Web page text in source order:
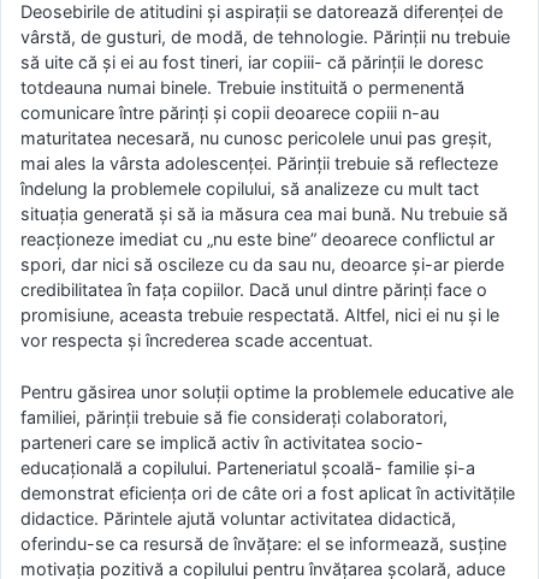
Deosebirile de atitudini și aspirații se datorează diferenței de
vârstă, de gusturi, de modă, de tehnologie. Părinții nu trebuie
să uite că și ei au fost tineri, iar copiii- că părinții le doresc
totdeauna numai binele. Trebuie instituită o permenentă
comunicare între părinți și copii deoarece copiii n-au
maturitatea necesară, nu cunosc pericolele unui pas greșit,
mai ales la vârsta adolescenței. Părinții trebuie să reflecteze
îndelung la problemele copilului, să analizeze cu mult tact
situația generată și să ia măsura cea mai bună. Nu trebuie să
reacționeze imediat cu „nu este bine” deoarece conflictul ar
spori, dar nici să oscileze cu da sau nu, deoarce și-ar pierde
credibilitatea în fața copiilor. Dacă unul dintre părinți face o
promisiune, aceasta trebuie respectată. Altfel, nici ei nu și le
vor respecta și încrederea scade accentuat.
Pentru găsirea unor soluții optime la problemele educative ale
familiei, părinții trebuie să fie considerați colaboratori,
parteneri care se implică activ în activitatea socio-
educațională a copilului. Parteneriatul școală- familie și-a
demonstrat eficiența ori de câte ori a fost aplicat în activitățile
didactice. Părintele ajută voluntar activitatea didactică,
oferindu-se ca resursă de învățare: el se informează, susține
motivația pozitivă a copilului pentru învățarea școlară, aduce